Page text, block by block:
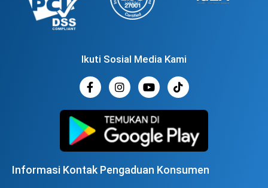
Ikuti Sosial Media Kami
Informasi Kontak Pengaduan Konsumen